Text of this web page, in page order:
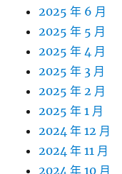
2025 年 6 月
2025 年 5 月
2025 年 4 月
2025 年 3 月
2025 年 2 月
2025 年 1 月
2024 年 12 月
2024 年 11 月
2024 年 10 月